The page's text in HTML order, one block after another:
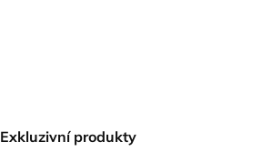
Exkluzivní produkty